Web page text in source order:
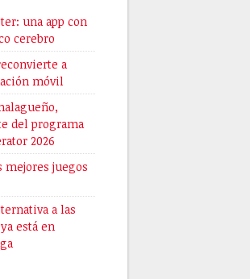
una app con
cerebro
a
móvil
del programa
2026
mejores juegos
a las
está en